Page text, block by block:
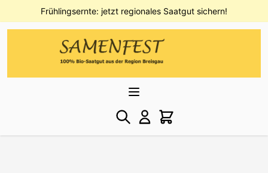
Direkt zum InhaltFrühlingsernte: jetzt regionales Saatgut sichern!